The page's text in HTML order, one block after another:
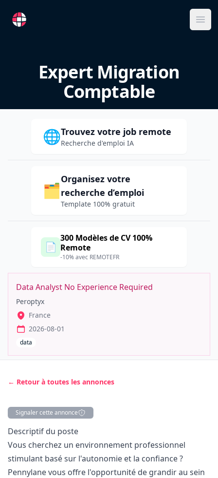
RemoteFR
Expert Migration
Comptable
🌐Trouvez votre job remote
Recherche d'emploi IA
🗂️
Organisez votre
recherche d’emploi
Template 100% gratuit
📄
300 Modèles de CV 100%
Remote
-10% avec REMOTEFR
Data Analyst No Experience Required
Peroptyx
France
2026-08-01
data
← Retour à toutes les annonces
Signaler cette annonce
Description
Descriptif du poste
Vous cherchez un environnement professionnel
stimulant basé sur l'autonomie et la confiance ?
Pennylane vous offre l'opportunité de grandir au sein